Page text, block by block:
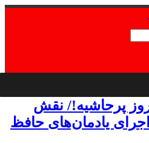
پرحاشیه!/ نقش
یادمان‌های حافظ